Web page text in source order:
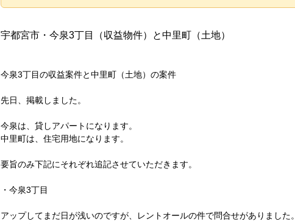
宇都宮市・今泉3丁目（収益物件）と中里町（土地）
今泉3丁目の収益案件と中里町（土地）の案件
先日、掲載しました。
今泉は、貸しアパートになります。
中里町は、住宅用地になります。
要旨のみ下記にそれぞれ追記させていただきます。
・今泉3丁目
アップしてまだ日が浅いのですが、レントオールの件で問合せがありました。